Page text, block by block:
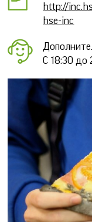
http://
hse-inc
С 18:30 до